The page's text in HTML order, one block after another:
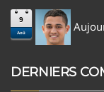
9
Aoû
DERNIERS